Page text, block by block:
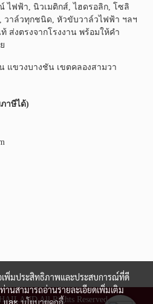
ไฟฟ้า, นิวเมติกส์, ไฮดรอลิก, โซลิ
วาล์วทุกชนิด, หัวขับวาล์วไฟฟ้า ฯลฯ
ส่งตรงจากโรงงาน พร้อมให้คำ
แขวงบางชัน เขตคลองสามวา
าษีได้)
All Rights Reserved.
เพิ่มประสิทธิภาพและประสบการณ์ที่ดี
านสามารถอ่านรายละเอียดเพิ่มเติม